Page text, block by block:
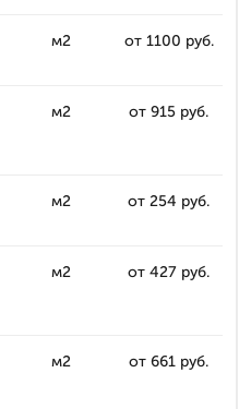
м2 от 1100 руб.
м2 от 915 руб.
м2 от 254 руб.
м2 от 427 руб.
м2 от 661 руб.